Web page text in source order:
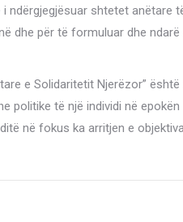
ndërgjegjësuar shtetet anëtare
dhe për të formuluar dhe
e Solidaritetit Njerëzor”
politike të një individi në
në fokus ka arritjen e